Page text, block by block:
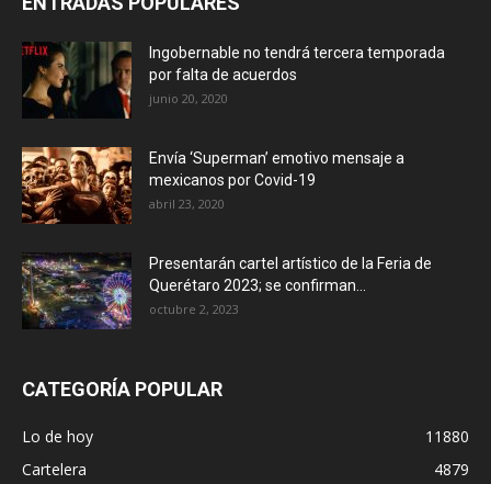
Ingobernable no tendrá tercera temporada
por falta de acuerdos
junio 20, 2020
Envía ‘Superman’ emotivo mensaje a
mexicanos por Covid-19
abril 23, 2020
Presentarán cartel artístico de la Feria de
Querétaro 2023; se confirman...
octubre 2, 2023
CATEGORÍA POPULAR
Lo de hoy
11880
Cartelera
4879